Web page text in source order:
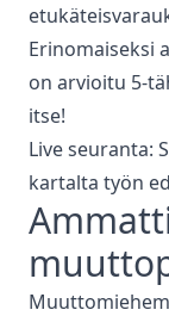
Erinomaiseksi
on arvioitu 5-
itse!
Live seuranta:
kartalta työn